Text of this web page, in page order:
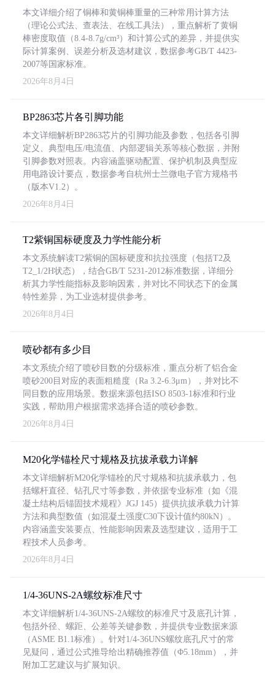
本文详细介绍了铜棒和黄铜棒重量的三种常用计算方法
（理论公式法、查表法、在线工具法），重点解析了黄铜
棒密度取值（8.4-8.7g/cm³）和计算公式的差异，并提供实
际计算案例、误差分析及选材建议，数据参考GB/T 4423-
2007等国家标准。
2026年8月4日
BP2863芯片各引脚功能
本文详细解析BP2863芯片的引脚功能及参数，包括各引脚
定义、典型电压/电流值、内部逻辑关系等核心数据，并附
引脚参数对照表。内容涵盖驱动配置、保护机制及典型应
用电路设计要点，数据参考自杭州士兰微电子官方规格书
（版本V1.2）。
2026年8月4日
T2紫铜国标硬度及力学性能分析
本文系统解读T2紫铜的国标硬度和抗拉强度（包括T2及
T2_1/2H状态），结合GB/T 5231-2012标准数据，详细分
析其力学性能指标及影响因素，并对比不同状态下的金属
特性差异，为工业选材提供参考。
2026年8月4日
喷砂都有多少目
本文系统介绍了喷砂目数的分级标准，重点分析了铝合金
喷砂200目对应的表面粗糙度（Ra 3.2-6.3μm），并对比不
同目数的应用场景。数据来源包括ISO 8503-1标准和行业
实践，帮助用户根据需求选择合适的喷砂参数。
2026年8月4日
M20化学锚栓尺寸规格及抗拔承载力详解
本文详细解析M20化学锚栓的尺寸规格和抗拔承载力，包
括螺杆直径、钻孔尺寸等参数，并依据专业标准（如《混
凝土结构后锚固技术规程》JGJ 145）提供抗拔承载力计算
方法和典型数值（如混凝土强度C30下设计值约80kN）。
内容涵盖安装要点、性能影响因素及选型建议，适用于工
程技术人员参考。
2026年8月4日
1/4-36UNS-2A螺纹标准尺寸
本文详细解析1/4-36UNS-2A螺纹的标准尺寸及底孔计算，
包括外径、螺距、公差等关键参数，并提供专业数据来源
（ASME B1.1标准）。针对1/4-36UNS螺纹底孔尺寸的常
见疑问，通过公式推导给出精确推荐值（Φ5.18mm），并
附加工艺建议与扩展知识。